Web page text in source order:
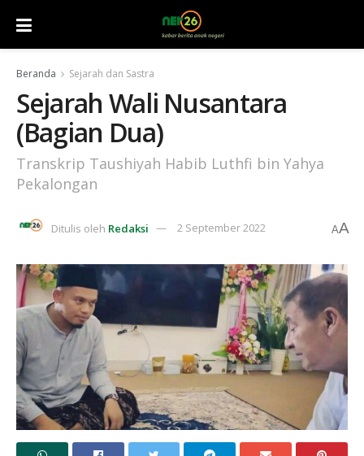
Beranda Sejarah dan Sastra
Sejarah Wali Nusantara
(Bagian Dua)
Transkrip Taushiyah Habib Luthfi bin Yahya
Pekalongan
Ditulis oleh Redaksi 2 September 2022 AA